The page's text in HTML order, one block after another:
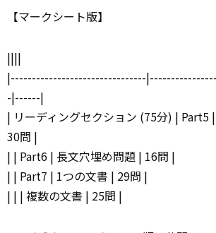
【マークシート版】
||||
|--------------------------------
-|------|
| リーディングセクション (75分) | Part5
30問 |
| | Part6 | 長文穴埋め問題 | 16問 |
| | Part7 | 1つの文書 | 29問 |
| | | 複数の文書 | 25問 |